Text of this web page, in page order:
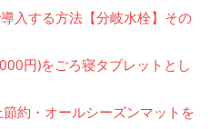
導入する方法【分岐水栓】その
円)をごろ寝タブレットとし
節約・オールシーズンマットを